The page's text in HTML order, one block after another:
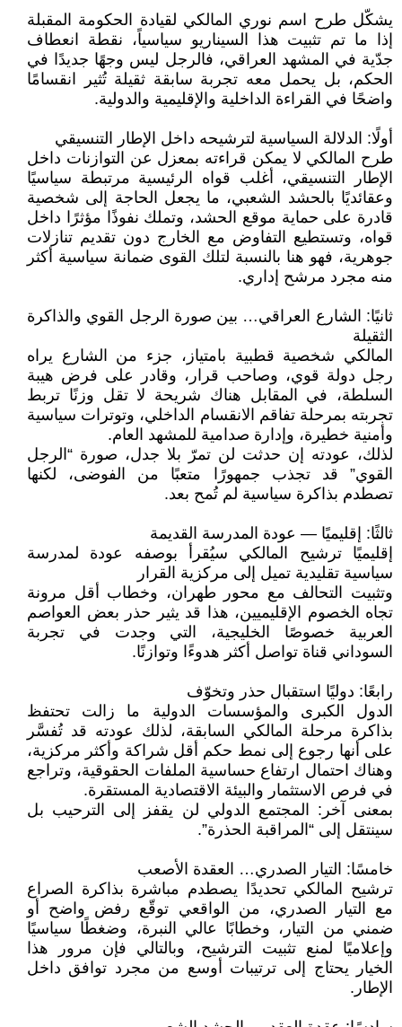
يشكّل طرح اسم نوري المالكي لقيادة الحكومة المقبلة
إذا ما تم تثبيت هذا السيناريو سياسياً، نقطة انعطاف
جدّية في المشهد العراقي، فالرجل ليس وجهًا جديدًا في
الحكم، بل يحمل معه تجربة سابقة ثقيلة تُثير انقسامًا
واضحًا في القراءة الداخلية والإقليمية والدولية.
أولًا: الدلالة السياسية لترشيحه داخل الإطار التنسيقي
طرح المالكي لا يمكن قراءته بمعزل عن التوازنات داخل
الإطار التنسيقي، أغلب قواه الرئيسية مرتبطة سياسيًا
وعقائديًا بالحشد الشعبي، ما يجعل الحاجة إلى شخصية
قادرة على حماية موقع الحشد، وتملك نفوذًا مؤثرًا داخل
قواه، وتستطيع التفاوض مع الخارج دون تقديم تنازلات
جوهرية، فهو هنا بالنسبة لتلك القوى ضمانة سياسية أكثر
منه مجرد مرشح إداري.
ثانيًا: الشارع العراقي… بين صورة الرجل القوي والذاكرة
الثقيلة
المالكي شخصية قطبية بامتياز، جزء من الشارع يراه
رجل دولة قوي، وصاحب قرار، وقادر على فرض هيبة
السلطة، في المقابل هناك شريحة لا تقل وزنًا تربط
تجربته بمرحلة تفاقم الانقسام الداخلي، وتوترات سياسية
وأمنية خطيرة، وإدارة صدامية للمشهد العام.
لذلك، عودته إن حدثت لن تمرّ بلا جدل، صورة “الرجل
القوي” قد تجذب جمهورًا متعبًا من الفوضى، لكنها
تصطدم بذاكرة سياسية لم تُمح بعد.
ثالثًا: إقليميًا — عودة المدرسة القديمة
إقليميًا ترشيح المالكي سيُقرأ بوصفه عودة لمدرسة
سياسية تقليدية تميل إلى مركزية القرار
وتثبيت التحالف مع محور طهران، وخطاب أقل مرونة
تجاه الخصوم الإقليميين، هذا قد يثير حذر بعض العواصم
العربية خصوصًا الخليجية، التي وجدت في تجربة
السوداني قناة تواصل أكثر هدوءًا وتوازنًا.
رابعًا: دوليًا استقبال حذر وتخوّف
الدول الكبرى والمؤسسات الدولية ما زالت تحتفظ
بذاكرة مرحلة المالكي السابقة، لذلك عودته قد تُفسَّر
على أنها رجوع إلى نمط حكم أقل شراكة وأكثر مركزية،
وهناك احتمال ارتفاع حساسية الملفات الحقوقية، وتراجع
في فرص الاستثمار والبيئة الاقتصادية المستقرة.
بمعنى آخر: المجتمع الدولي لن يقفز إلى الترحيب بل
سينتقل إلى “المراقبة الحذرة”.
خامسًا: التيار الصدري… العقدة الأصعب
ترشيح المالكي تحديدًا يصطدم مباشرة بذاكرة الصراع
مع التيار الصدري، من الواقعي توقّع رفض واضح أو
ضمني من التيار، وخطابًا عالي النبرة، وضغطًا سياسيًا
وإعلاميًا لمنع تثبيت الترشيح، وبالتالي فإن مرور هذا
الخيار يحتاج إلى ترتيبات أوسع من مجرد توافق داخل
الإطار.